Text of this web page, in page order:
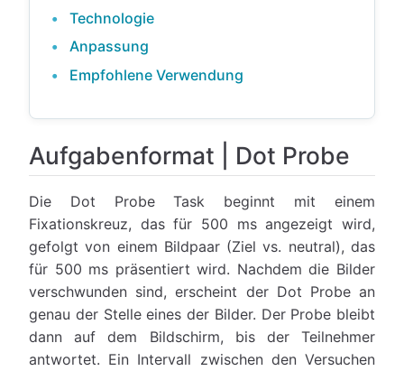
Technologie
Anpassung
Empfohlene Verwendung
Aufgabenformat | Dot Probe
Die Dot Probe Task beginnt mit einem
Fixationskreuz, das für 500 ms angezeigt wird,
gefolgt von einem Bildpaar (Ziel vs. neutral), das
für 500 ms präsentiert wird. Nachdem die Bilder
verschwunden sind, erscheint der Dot Probe an
genau der Stelle eines der Bilder. Der Probe bleibt
dann auf dem Bildschirm, bis der Teilnehmer
antwortet. Ein Intervall zwischen den Versuchen